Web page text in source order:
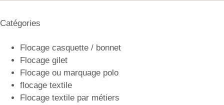
Catégories
Flocage casquette / bonnet
Flocage gilet
Flocage ou marquage polo
flocage textile
Flocage textile par métiers